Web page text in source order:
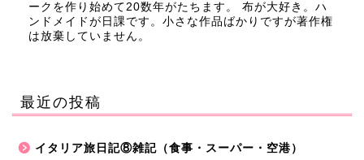
ークを作り始めて20数年がたちます。 布が大好き。ハ
ンドメイドが日課です。小さな作品ばかりですが著作権
は放棄していません。
最近の投稿
イタリア旅日記⑧雑記（食事・スーパー・空港）